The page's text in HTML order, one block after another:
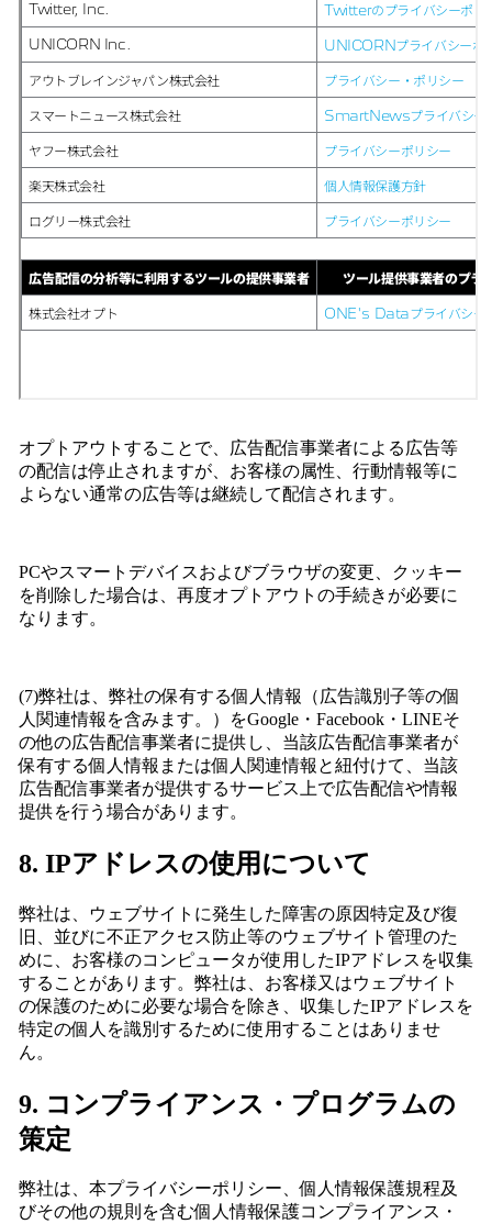
オプトアウトすることで、広告配信事業者による広告等
の配信は停止されますが、お客様の属性、行動情報等に
よらない通常の広告等は継続して配信されます。
PCやスマートデバイスおよびブラウザの変更、クッキー
を削除した場合は、再度オプトアウトの手続きが必要に
なります。
(7)弊社は、弊社の保有する個人情報（広告識別子等の個
人関連情報を含みます。）をGoogle・Facebook・LINEそ
の他の広告配信事業者に提供し、当該広告配信事業者が
保有する個人情報または個人関連情報と紐付けて、当該
広告配信事業者が提供するサービス上で広告配信や情報
提供を行う場合があります。
8. IPアドレスの使用について
弊社は、ウェブサイトに発生した障害の原因特定及び復
旧、並びに不正アクセス防止等のウェブサイト管理のた
めに、お客様のコンピュータが使用したIPアドレスを収集
することがあります。弊社は、お客様又はウェブサイト
の保護のために必要な場合を除き、収集したIPアドレスを
特定の個人を識別するために使用することはありませ
ん。
9. コンプライアンス・プログラムの
策定
弊社は、本プライバシーポリシー、個人情報保護規程及
びその他の規則を含む個人情報保護コンプライアンス・